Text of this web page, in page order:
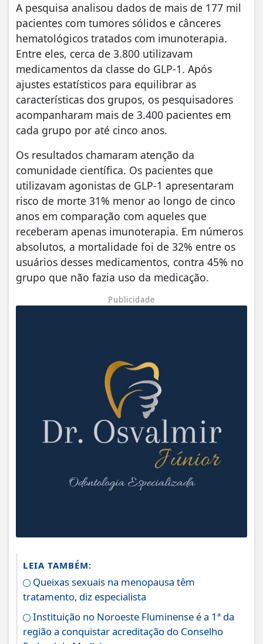
A pesquisa analisou dados de mais de 177 mil
pacientes com tumores sólidos e cânceres
hematológicos tratados com imunoterapia.
Entre eles, cerca de 3.800 utilizavam
medicamentos da classe do GLP-1. Após
ajustes estatísticos para equilibrar as
características dos grupos, os pesquisadores
acompanharam mais de 3.400 pacientes em
cada grupo por até cinco anos.
Os resultados chamaram atenção da
comunidade científica. Os pacientes que
utilizavam agonistas de GLP-1 apresentaram
risco de morte 31% menor ao longo de cinco
anos em comparação com aqueles que
receberam apenas imunoterapia. Em números
absolutos, a mortalidade foi de 32% entre os
usuários desses medicamentos, contra 45% no
grupo que não fazia uso da medicação.
Publicidade
LEIA TAMBÉM:
Queixas sexuais na menopausa têm
tratamento, diz especialista
Instituição no Noroeste Fluminense é a 1ª da
região a conquistar acreditação do Conselho